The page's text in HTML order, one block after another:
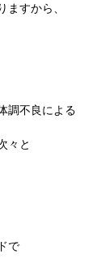
ますから、
調不良による
々と
で